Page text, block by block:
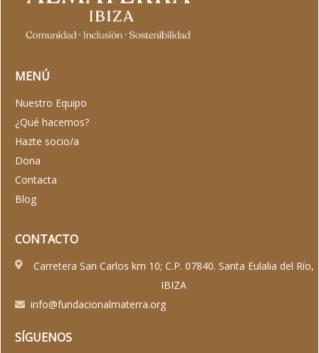
MENÚ
Nuestro Equipo
¿Qué hacemos?
Hazte socio/a
Dona
Contacta
Blog
CONTACTO
Carretera San Carlos km 10; C.P. 07840. Santa Eulalia del Río,
IBIZA
info@fundacionalmaterra.org
SÍGUENOS